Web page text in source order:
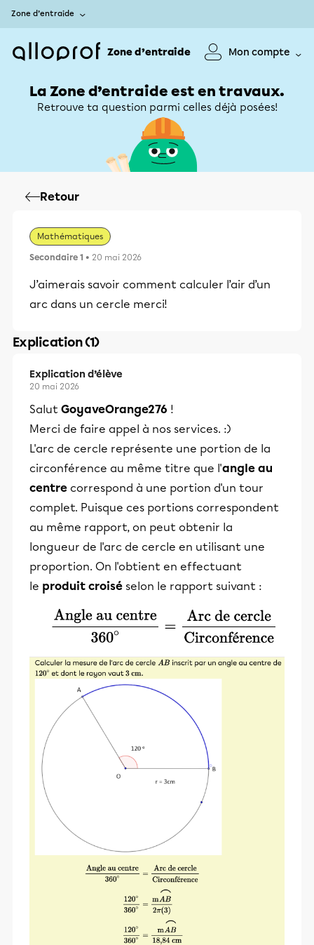
Zone d’entraide
Zone d’entraide Mon compte
La Zone d’entraide est en travaux.
Retrouve ta question parmi celles déjà posées!
Retour
Mathématiques
Secondaire 1 • 20 mai 2026
J’aimerais savoir comment calculer l’air d’un
arc dans un cercle merci!
Explication (1)
Explication d’élève
20 mai 2026
Salut GoyaveOrange276 !
Merci de faire appel à nos services. :)
L'arc de cercle représente une portion de la
circonférence au même titre que l'angle au
centre correspond à une portion d'un tour
complet. Puisque ces portions correspondent
au même rapport, on peut obtenir la
longueur de l'arc de cercle en utilisant une
proportion. On l'obtient en effectuant
le produit croisé selon le rapport suivant :